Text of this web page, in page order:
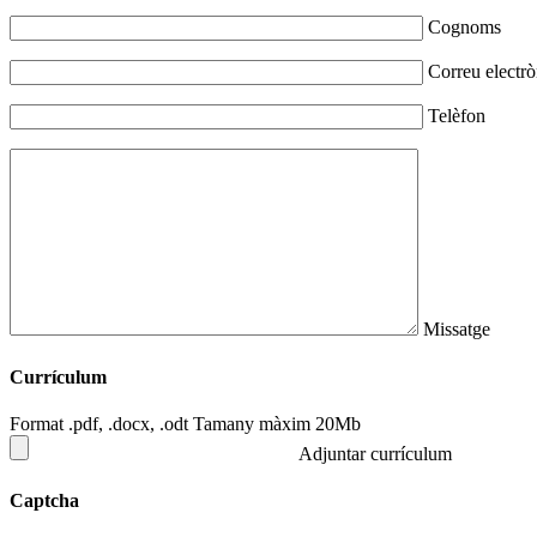
Cognoms
Correu
Telèfon
Missatge
Currículum
Format .pdf, .docx, .odt Tamany màxim 20Mb
Adjuntar currículum
Captcha